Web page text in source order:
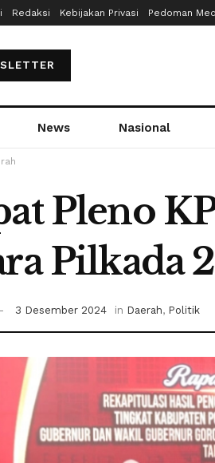
Redaksi Kebijakan Privasi Pedoman
News Nasional
Pleno
Pilkada
3 Desember 2024 in Daerah, Politik